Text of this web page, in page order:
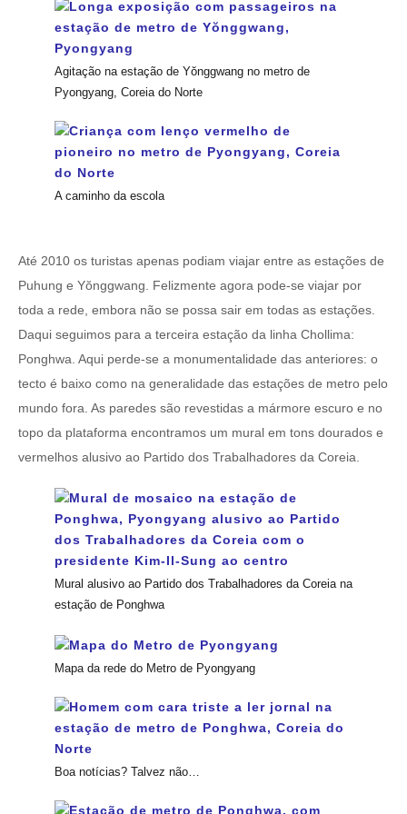
Agitação na estação de Yŏnggwang no metro de
Pyongyang, Coreia do Norte
A caminho da escola
Até 2010 os turistas apenas podiam viajar entre as estações de
Puhung e Yŏnggwang. Felizmente agora pode-se viajar por
toda a rede, embora não se possa sair em todas as estações.
Daqui seguimos para a terceira estação da linha Chollima:
Ponghwa. Aqui perde-se a monumentalidade das anteriores: o
tecto é baixo como na generalidade das estações de metro pelo
mundo fora. As paredes são revestidas a mármore escuro e no
topo da plataforma encontramos um mural em tons dourados e
vermelhos alusivo ao Partido dos Trabalhadores da Coreia.
Mural alusivo ao Partido dos Trabalhadores da Coreia na
estação de Ponghwa
Mapa da rede do Metro de Pyongyang
Boa notícias? Talvez não…